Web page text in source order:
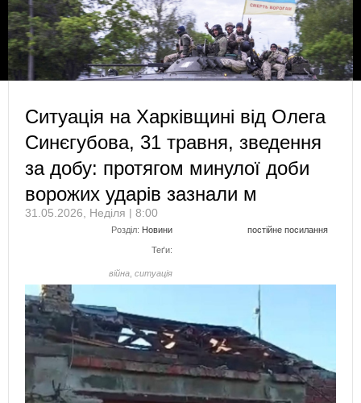
Ситуація на Харківщині від Олега
Синєгубова, 31 травня, зведення
за добу: протягом минулої доби
ворожих ударів зазнали м
31.05.2026, Неділя | 8:00
Розділ: Новини постійне посилання
Теґи:
війна ситуація